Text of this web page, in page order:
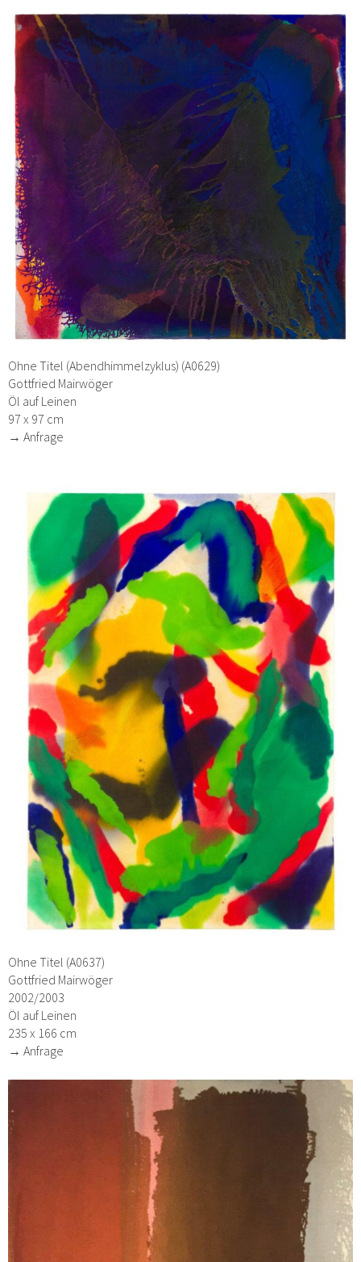
Ohne Titel (Abendhimmelzyklus) (A0629)
Gottfried Mairwöger
Öl auf Leinen
97 x 97 cm
→ Anfrage
Ohne Titel (A0637)
Gottfried Mairwöger
2002/2003
Öl auf Leinen
235 x 166 cm
→ Anfrage